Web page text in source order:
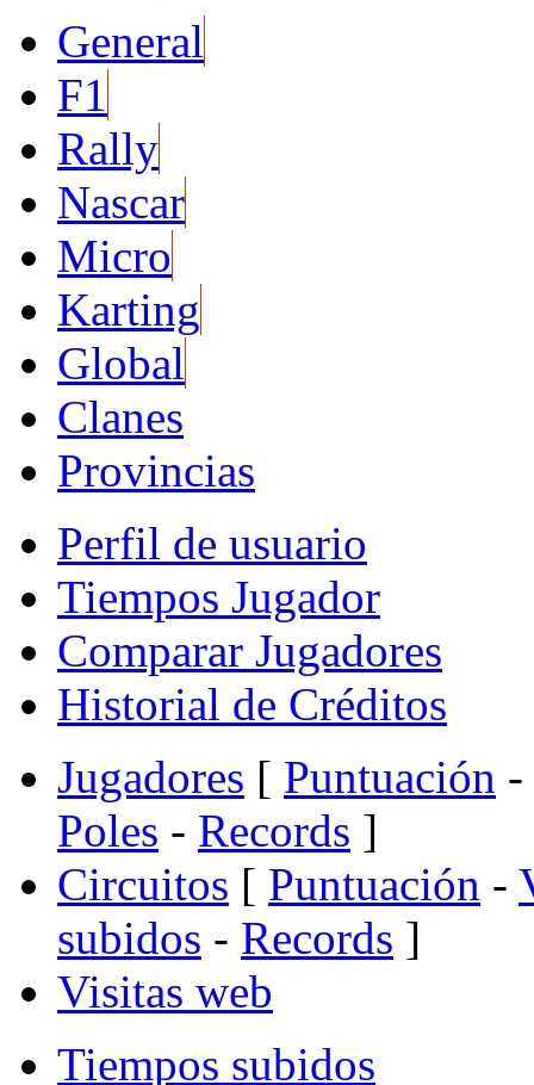
General
F1
Rally
Nascar
Micro
Karting
Global
Clanes
Provincias
Perfil de usuario
Tiempos Jugador
Comparar Jugadores
Historial de Créditos
Jugadores [ Puntuación -
Poles - Records ]
Circuitos [ Puntuación -
subidos - Records ]
Visitas web
Tiempos subidos